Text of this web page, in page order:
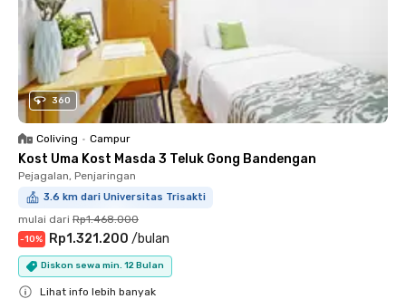
360
Coliving • Campur
Kost Uma Kost Masda 3 Teluk Gong Bandengan
Pejagalan, Penjaringan
3.6 km dari Universitas Trisakti
mulai dari Rp1.468.000
-10% Rp1.321.200 /bulan
Diskon sewa min. 12 Bulan
Lihat info lebih banyak